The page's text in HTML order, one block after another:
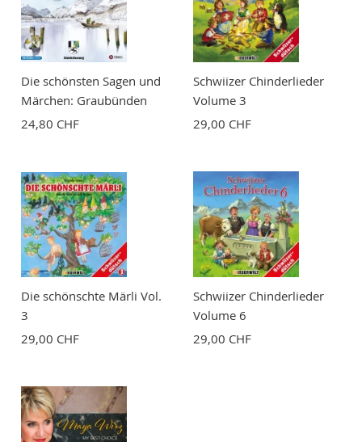
Bewertung
Die schönsten Sagen und
Märchen: Graubünden
24,80 CHF
Schwiizer Chinderlieder
Volume 3
29,00 CHF
Die schönschte Märli Vol.
3
29,00 CHF
Schwiizer Chinderlieder
Volume 6
29,00 CHF